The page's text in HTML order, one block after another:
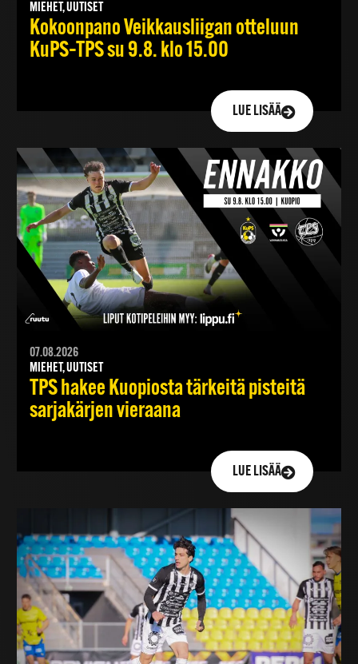
MIEHET, UUTISET
Kokoonpano Veikkausliigan otteluun
KuPS–TPS su 9.8. klo 15.00
LUE LISÄÄ
07.08.2026
MIEHET, UUTISET
TPS hakee Kuopiosta tärkeitä pisteitä
sarjakärjen vieraana
LUE LISÄÄ